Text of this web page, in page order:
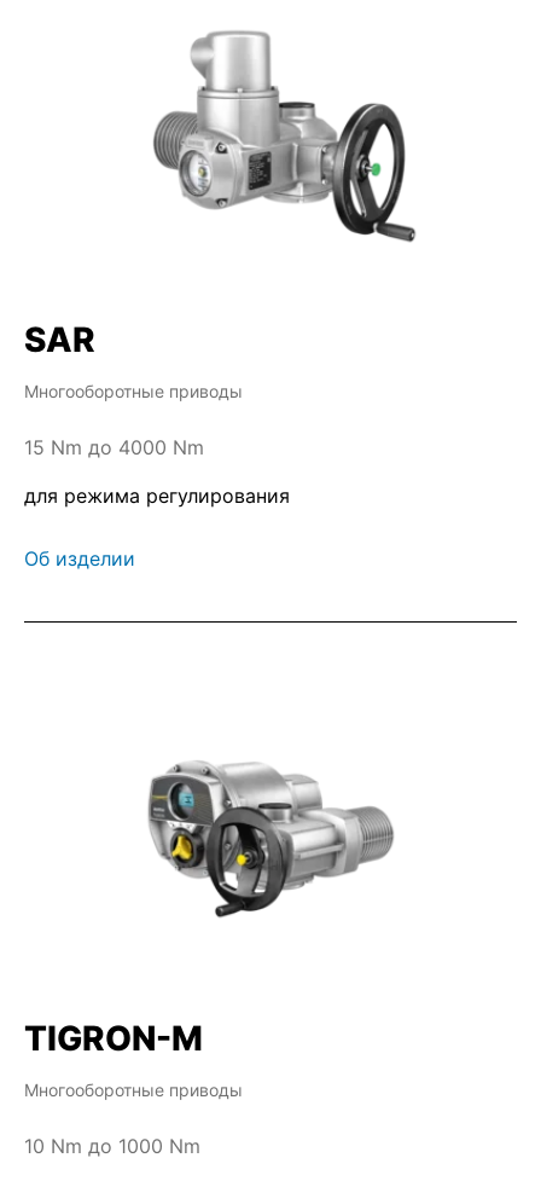
SAR
Многооборотные приводы
15 Nm до 4000 Nm
для режима регулирования
Об изделии
TIGRON-M
Многооборотные приводы
10 Nm до 1000 Nm